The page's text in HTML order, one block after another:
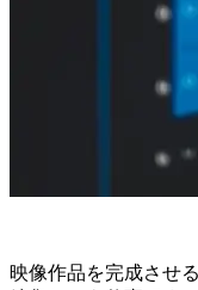
映像作品を完成させ